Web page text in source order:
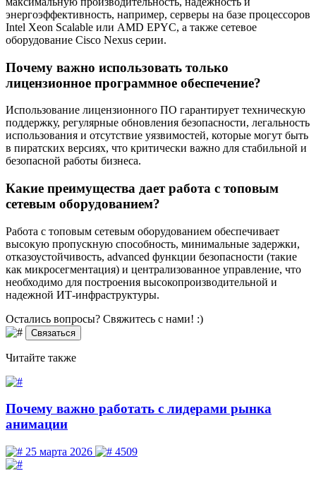
энергоэффективность, например, серверы на базе процессоров
Intel Xeon Scalable или AMD EPYC, а также сетевое
оборудование Cisco Nexus серии.
Почему важно использовать только
лицензионное программное обеспечение?
Использование лицензионного ПО гарантирует техническую
поддержку, регулярные обновления безопасности, легальность
использования и отсутствие уязвимостей, которые могут быть
в пиратских версиях, что критически важно для стабильной и
безопасной работы бизнеса.
Какие преимущества дает работа с топовым
сетевым оборудованием?
Работа с топовым сетевым оборудованием обеспечивает
высокую пропускную способность, минимальные задержки,
отказоустойчивость, advanced функции безопасности (такие
как микросегментация) и централизованное управление, что
необходимо для построения высокопроизводительной и
надежной ИТ-инфраструктуры.
Остались вопросы? Свяжитесь с нами! :)
Связаться
Читайте также
Почему важно работать с лидерами рынка
анимации
25 марта 2026 4509